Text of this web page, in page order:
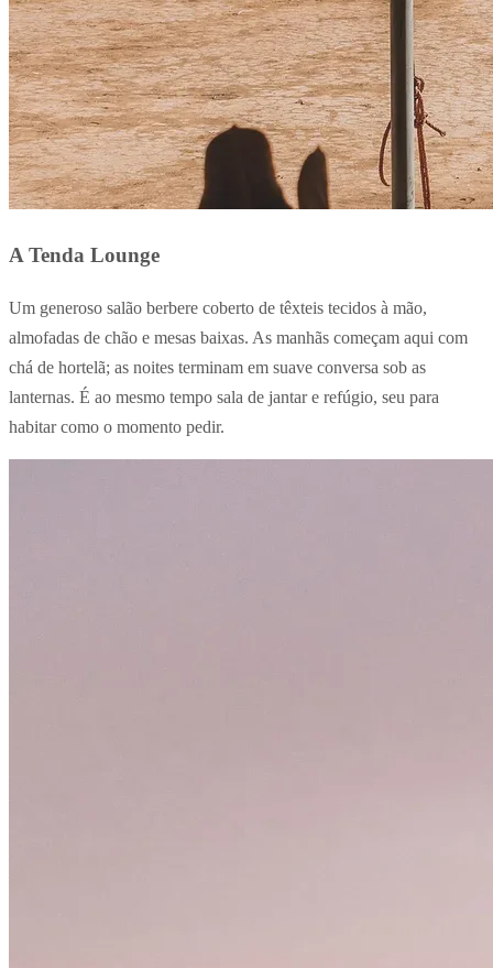
A Tenda Lounge
Um generoso salão berbere coberto de têxteis tecidos à mão,
almofadas de chão e mesas baixas. As manhãs começam aqui com
chá de hortelã; as noites terminam em suave conversa sob as
lanternas. É ao mesmo tempo sala de jantar e refúgio, seu para
habitar como o momento pedir.